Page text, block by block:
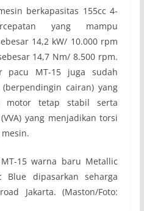
berkapasitas 155cc 4-
yang mampu
14,2 kW/ 10.000 rpm
14,7 Nm/ 8.500 rpm.
pacu MT-15 juga sudah
cairan) yang
motor tetap stabil serta
yang menjadikan torsi
15 warna baru Metallic
dipasarkan seharga
Jakarta. (Maston/Foto: